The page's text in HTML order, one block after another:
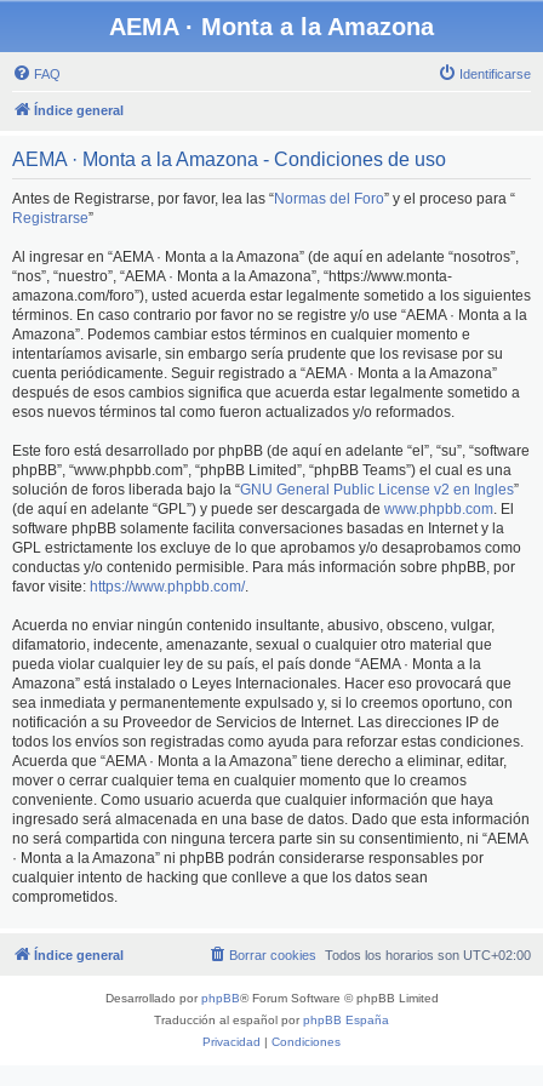
AEMA · Monta a la Amazona
FAQ Identificarse
Índice general
AEMA · Monta a la Amazona - Condiciones de uso
Antes de Registrarse, por favor, lea las “Normas del Foro” y el proceso para “
Registrarse”
Al ingresar en “AEMA · Monta a la Amazona” (de aquí en adelante “nosotros”,
“nos”, “nuestro”, “AEMA · Monta a la Amazona”, “https://www.monta-
amazona.com/foro”), usted acuerda estar legalmente sometido a los siguientes
términos. En caso contrario por favor no se registre y/o use “AEMA · Monta a la
Amazona”. Podemos cambiar estos términos en cualquier momento e
intentaríamos avisarle, sin embargo sería prudente que los revisase por su
cuenta periódicamente. Seguir registrado a “AEMA · Monta a la Amazona”
después de esos cambios significa que acuerda estar legalmente sometido a
esos nuevos términos tal como fueron actualizados y/o reformados.
Este foro está desarrollado por phpBB (de aquí en adelante “el”, “su”, “software
phpBB”, “www.phpbb.com”, “phpBB Limited”, “phpBB Teams”) el cual es una
solución de foros liberada bajo la “GNU General Public License v2 en Ingles”
(de aquí en adelante “GPL”) y puede ser descargada de www.phpbb.com. El
software phpBB solamente facilita conversaciones basadas en Internet y la
GPL estrictamente los excluye de lo que aprobamos y/o desaprobamos como
conductas y/o contenido permisible. Para más información sobre phpBB, por
favor visite: https://www.phpbb.com/.
Acuerda no enviar ningún contenido insultante, abusivo, obsceno, vulgar,
difamatorio, indecente, amenazante, sexual o cualquier otro material que
pueda violar cualquier ley de su país, el país donde “AEMA · Monta a la
Amazona” está instalado o Leyes Internacionales. Hacer eso provocará que
sea inmediata y permanentemente expulsado y, si lo creemos oportuno, con
notificación a su Proveedor de Servicios de Internet. Las direcciones IP de
todos los envíos son registradas como ayuda para reforzar estas condiciones.
Acuerda que “AEMA · Monta a la Amazona” tiene derecho a eliminar, editar,
mover o cerrar cualquier tema en cualquier momento que lo creamos
conveniente. Como usuario acuerda que cualquier información que haya
ingresado será almacenada en una base de datos. Dado que esta información
no será compartida con ninguna tercera parte sin su consentimiento, ni “AEMA
· Monta a la Amazona” ni phpBB podrán considerarse responsables por
cualquier intento de hacking que conlleve a que los datos sean
comprometidos.
Índice general Todos los horarios son UTC+02:00
Borrar cookies
Desarrollado porphpBB® Forum Software © phpBB Limited
Traducción al español porphpBB España
Privacidad | Condiciones